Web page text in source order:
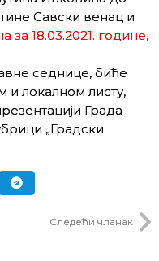
Савски венац и
за 18.03.2021. године,
седнице, биће
и локалном листу,
Града
„Градски
Следећи чланак